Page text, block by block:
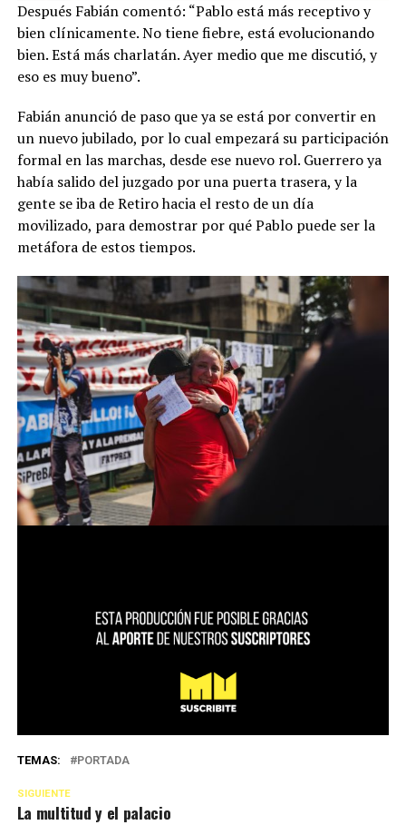
Después Fabián comentó: “Pablo está más receptivo y
bien clínicamente. No tiene fiebre, está evolucionando
bien. Está más charlatán. Ayer medio que me discutió, y
eso es muy bueno”.
Fabián anunció de paso que ya se está por convertir en
un nuevo jubilado, por lo cual empezará su participación
formal en las marchas, desde ese nuevo rol. Guerrero ya
había salido del juzgado por una puerta trasera, y la
gente se iba de Retiro hacia el resto de un día
movilizado, para demostrar por qué Pablo puede ser la
metáfora de estos tiempos.
TEMAS: PORTADA
SIGUIENTE
La multitud y el palacio